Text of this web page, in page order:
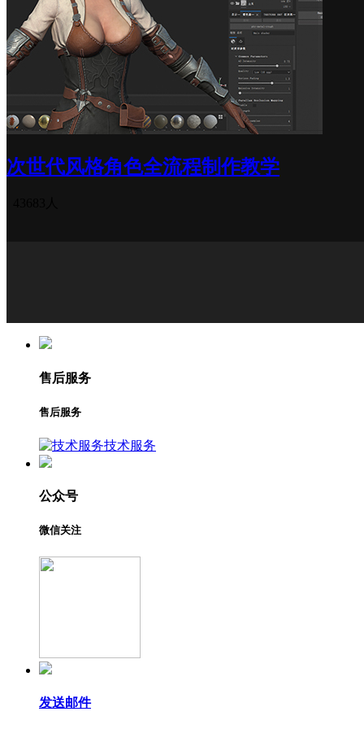
次世代风格角色全流程制作教学
售后服务
售后服务
技术服务
公众号
微信关注
发送邮件